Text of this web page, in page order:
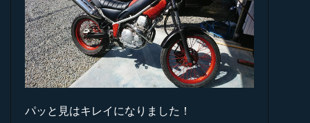
パッと見はキレイになりました！